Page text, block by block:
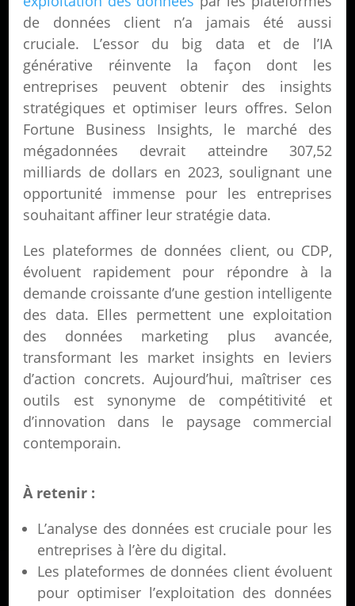
de données client n’a jamais été aussi
cruciale. L’essor du big data et de l’IA
générative réinvente la façon dont les
entreprises peuvent obtenir des insights
stratégiques et optimiser leurs offres. Selon
Fortune Business Insights, le marché des
mégadonnées devrait atteindre 307,52
milliards de dollars en 2023, soulignant une
opportunité immense pour les entreprises
souhaitant affiner leur stratégie data.
Les plateformes de données client, ou CDP,
évoluent rapidement pour répondre à la
demande croissante d’une gestion intelligente
des data. Elles permettent une exploitation
des données marketing plus avancée,
transformant les market insights en leviers
d’action concrets. Aujourd’hui, maîtriser ces
outils est synonyme de compétitivité et
d’innovation dans le paysage commercial
contemporain.
À retenir :
L’analyse des données est cruciale pour les
entreprises à l’ère du digital.
Les plateformes de données client évoluent
pour optimiser l’exploitation des données